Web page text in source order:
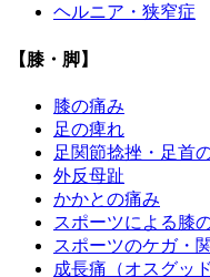
ヘルニア・狭窄症
【膝・脚】
膝の痛み
足の痺れ
足関節捻挫・足首
外反母趾
かかとの痛み
スポーツによる膝
スポーツのケガ・
成長痛（オスグッ